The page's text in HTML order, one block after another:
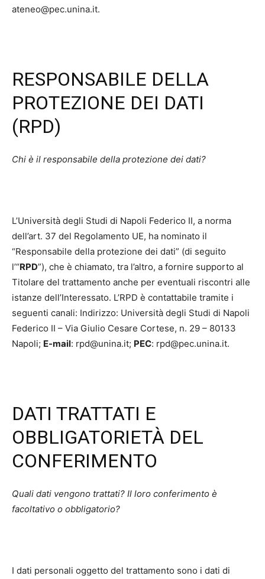
ateneo@pec.unina.it.
RESPONSABILE DELLA
PROTEZIONE DEI DATI
(RPD)
Chi è il responsabile della protezione dei dati?
L’Università degli Studi di Napoli Federico II, a norma
dell’art. 37 del Regolamento UE, ha nominato il
“Responsabile della protezione dei dati” (di seguito
l’“RPD”), che è chiamato, tra l’altro, a fornire supporto al
Titolare del trattamento anche per eventuali riscontri alle
istanze dell’Interessato. L’RPD è contattabile tramite i
seguenti canali: Indirizzo: Università degli Studi di Napoli
Federico II – Via Giulio Cesare Cortese, n. 29 – 80133
Napoli; E-mail: rpd@unina.it; PEC: rpd@pec.unina.it.
DATI TRATTATI E
OBBLIGATORIETÀ DEL
CONFERIMENTO
Quali dati vengono trattati? Il loro conferimento è
facoltativo o obbligatorio?
I dati personali oggetto del trattamento sono i dati di